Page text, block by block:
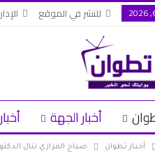
للنشر في الموقع
أخبار الجهة
أخبار تطوان صباح الفزازي تنال